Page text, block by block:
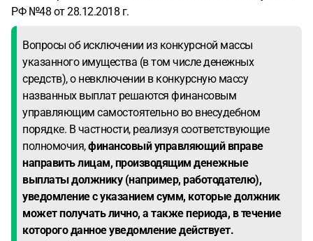
РФ №48 от 28.12.2018 г.
Вопросы об исключении из конкурсной массы
указанного имущества (в том числе денежных
средств), о невключении в конкурсную массу
названных выплат решаются финансовым
управляющим самостоятельно во внесудебном
порядке. В частности, реализуя соответствующие
полномочия,финансовый управляющий вправе
направить лицам, производящим денежные
выплаты должнику (например, работодателю),
уведомление с указанием сумм, которые должник
может получать лично, а также периода, в течение
которого данное уведомление действует.